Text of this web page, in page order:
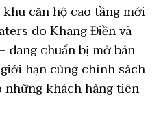
căn hộ cao tầng mới
do Khang Điền và
chuẩn bị mở bán
hạn cùng chính sách
những khách hàng tiên